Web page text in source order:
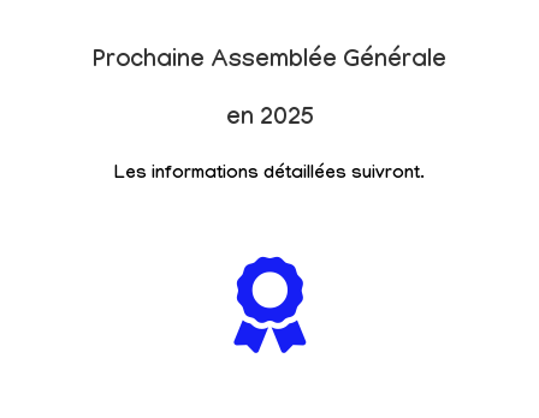
Prochaine Assemblée Générale
en 2025
Les informations détaillées suivront.